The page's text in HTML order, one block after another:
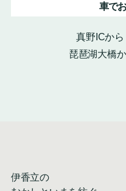
車で
真野ICか
琵琶湖大橋
伊香立の